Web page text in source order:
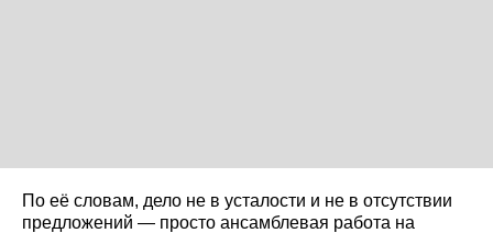
По её словам, дело не в усталости и не в отсутствии
предложений — просто ансамблевая работа на